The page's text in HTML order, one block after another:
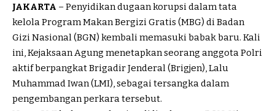
JAKARTA – Penyidikan dugaan korupsi dalam tata
kelola Program Makan Bergizi Gratis (MBG) di Badan
Gizi Nasional (BGN) kembali memasuki babak baru. Kali
ini, Kejaksaan Agung menetapkan seorang anggota Polri
aktif berpangkat Brigadir Jenderal (Brigjen), Lalu
Muhammad Iwan (LMI), sebagai tersangka dalam
pengembangan perkara tersebut.